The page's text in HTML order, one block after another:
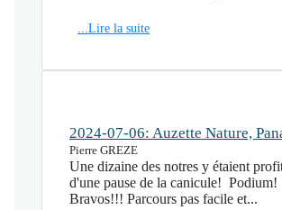
...Lire la suite
2024-07-06: Auzette Nature,
Pierre GREZE
Une dizaine des notres y étaient
d'une pause de la canicule! Podium!
Bravos!!! Parcours pas facile et...